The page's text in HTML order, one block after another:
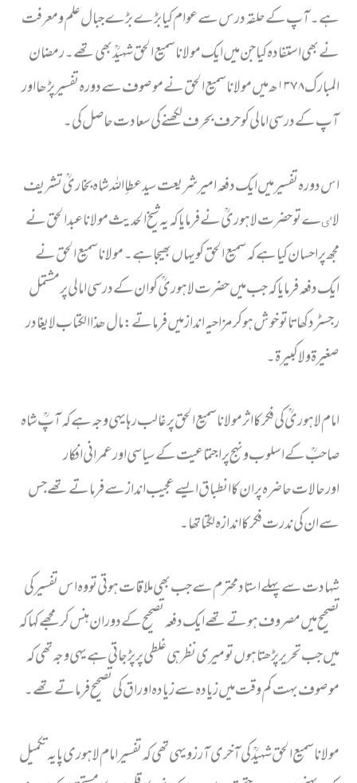
ہے۔آپ کے حلقہ درس سے عوام کیا بڑے بڑے جبال علم ومعرفت
نے بھی استفادہ کیا جن میں ایک مولانا سمیع الحق شہیدؒ بھی تھے۔ رمضان
المبارک ١٣٧٨ھ میں مولانا سمیع الحق نے موصوف سے دورہ تفسیر پڑھا اور
آپ کے درسی امالی کو حرف بحرف لکھنے کی سعادت حاصل کی۔
اس دورہ تفسیر میں ایک دفعہ امیر شریعت سید عطإاللہ شاہ بخاریؒ تشریف
لاٸےتو حضرت لاہوریؒ نے فرمایا کہ یہ شیخ الحدیث مولانا عبدالحق نے
مجھ پر احسان کیا ہے کہ سمیع الحق کو یہاں بھیجا ہے۔ مولانا سمیع الحق نے
ایک دفعہ فرمایا کہ جب میں حضرت لاہوریؒ کو ان کے درسی امالی پر مشتمل
رجسٹر دکھاتاتو خوش ہو کر مزاحیہ انداز میں فرماتے : مال ھذا الکتاب لا یغادر
صغیرة ولا کبیرة۔
امام لاہوریؒ کی فکر کا اثر مولانا سمیع الحق پر غالب رہا یہی وجہ ہے کہ آپؒ شاہ
صاحبؒ کے اسلوب ونہج پر اجتماعیت کے سیاسی اور عمرانی افکار
اورحالات حاضرہ پر ان کا انطباق ایسے عجیب انداز سے فرماتے تھے جس
سے ان کی ندرت فکر کا اندازہ لگتا تھا۔
شہادت سے پہلے استاد محترم سے جب بھی ملاقات ہوتی تو وہ اس تفسیر کی
تصحیح میں مصروف ہوتے تھے ایک دفعہ تصحیح کے دوران ہنس کر مجھے کہا کہ
میں جب تحریر پڑھتا ہوں تو میری نظر ہی غلطی پر پڑ جاتی ہے یہی وجہ تھی کہ
موصوف بہت کم وقت میں زیادہ سے زیادہ اوراق کی تصحیح فرماتے تھے۔
مولانا سمیع الحق شہیدؒ کی آخری آرزو یہی تھی کہ تفسیر امام لاہوری پایہ تکمیل